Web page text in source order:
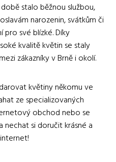
stalo běžnou službou,
narozenin, svátkům či
své blízké. Díky
kvalitě květin se staly
zákazníky v Brně i okolí.
květiny někomu ve
ze specializovaných
obchod nebo se
si doručit krásné a